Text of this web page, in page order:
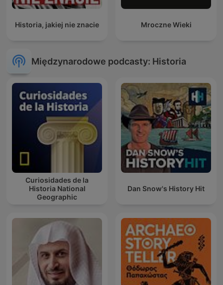
Historia, jakiej nie znacie Mroczne Wieki
Międzynarodowe podcasty: Historia
Curiosidades de la
Historia National
Geographic
Dan Snow's History Hit